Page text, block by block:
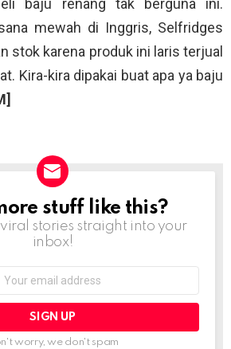
baju renang tak berguna ini.
mewah di Inggris, Selfridges
stok karena produk ini laris terjual
Kira-kira dipakai buat apa ya baju
stuff like this?
stories straight into your
inbox!
worry, we don't spam